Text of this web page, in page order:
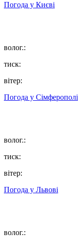
Погода у Києві
волог.:
тиск:
вітер:
Погода у Сімферополі
волог.:
тиск:
вітер:
Погода у Львові
волог.: